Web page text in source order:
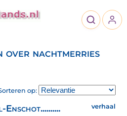
over nachtmerries
op:
verhaal